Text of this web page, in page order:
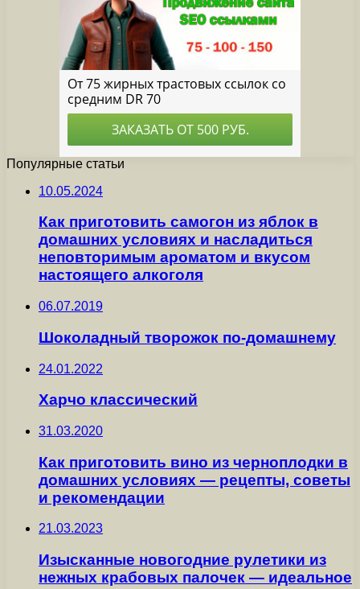
Популярные статьи
10.05.2024
Как приготовить самогон из яблок в
домашних условиях и насладиться
неповторимым ароматом и вкусом
настоящего алкоголя
06.07.2019
Шоколадный творожок по-домашнему
24.01.2022
Харчо классический
31.03.2020
Как приготовить вино из черноплодки в
домашних условиях — рецепты, советы
и рекомендации
21.03.2023
Изысканные новогодние рулетики из
нежных крабовых палочек — идеальное